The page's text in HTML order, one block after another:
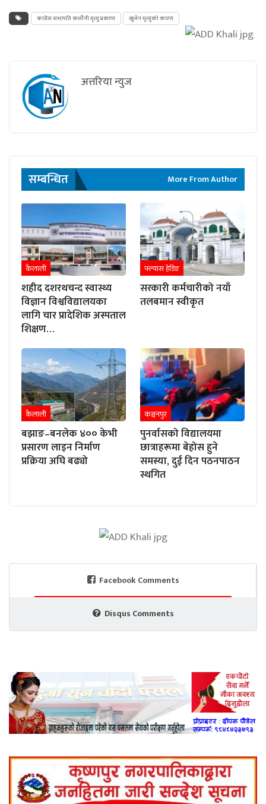
काग्रेंस सभापति कलौनी मृत्यु प्रकरण खुलेन मृत्युको कारण
अत्तरिया न्युज
सम्बन्धित More From Author
कैलाली
शहीद दशरथचन्द स्वास्थ्य
विज्ञान विश्वविद्यालयका
लागि चार प्रादेशिक अस्पताल
शिक्षण…
फ्ल्यास हेडिङ
सरकारी कर्मचारीको नयाँ
तलबमान स्वीकृत
कैलाली
बझाङ–बनलेक ४०० केभी
प्रसारण लाइन निर्माण
प्रक्रिया अघि बढ्यो
कञ्चनपुर
पुनर्वासको विद्यालयमा
छात्राहरूमा बेहोस हुने
समस्या, दुई दिन पठनपाठन
स्थगित
Facebook Comments
Disqus Comments